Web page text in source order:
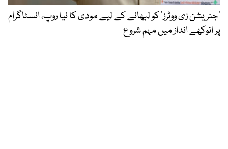
’جنریشن زی ووٹرز‘ کو لبھانے کے لیے مودی کا نیا روپ، انسٹاگرام
پر انوکھے انداز میں مہم شروع